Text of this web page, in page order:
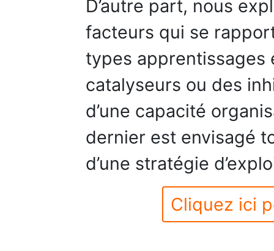
D’autre part, nous
facteurs qui se
types apprentissages
catalyseurs ou des
d’une capacité
dernier est envisagé
d’une stratégie
Cliquez ici